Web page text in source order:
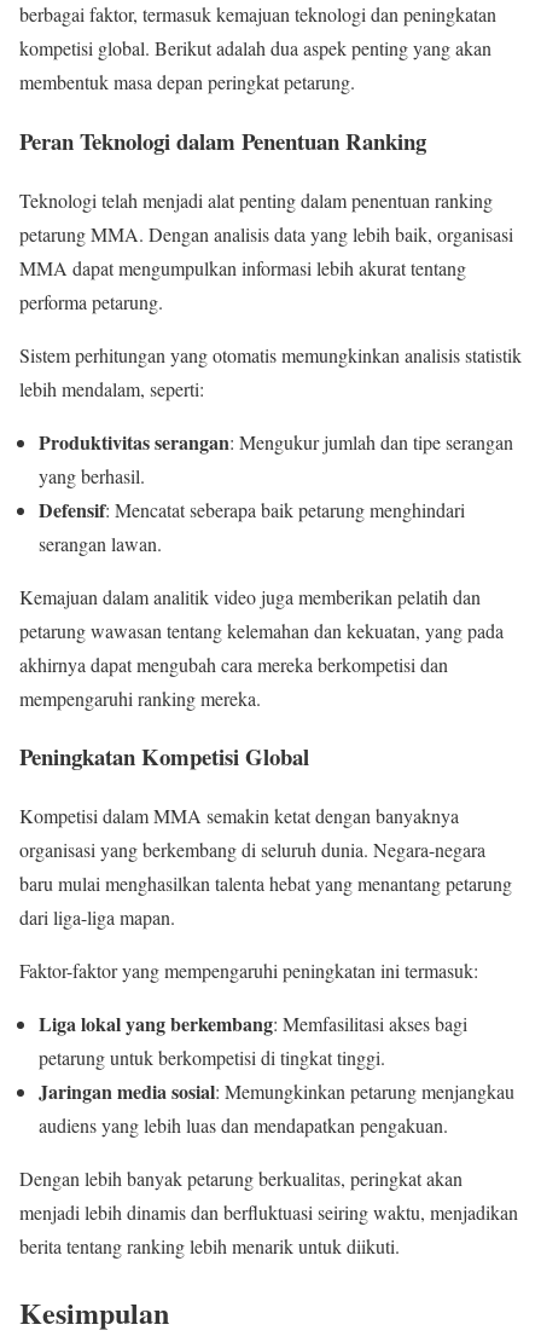
berbagai faktor, termasuk kemajuan teknologi dan peningkatan
kompetisi global. Berikut adalah dua aspek penting yang akan
membentuk masa depan peringkat petarung.
Peran Teknologi dalam Penentuan Ranking
Teknologi telah menjadi alat penting dalam penentuan ranking
petarung MMA. Dengan analisis data yang lebih baik, organisasi
MMA dapat mengumpulkan informasi lebih akurat tentang
performa petarung.
Sistem perhitungan yang otomatis memungkinkan analisis statistik
lebih mendalam, seperti:
Produktivitas serangan: Mengukur jumlah dan tipe serangan
yang berhasil.
Defensif: Mencatat seberapa baik petarung menghindari
serangan lawan.
Kemajuan dalam analitik video juga memberikan pelatih dan
petarung wawasan tentang kelemahan dan kekuatan, yang pada
akhirnya dapat mengubah cara mereka berkompetisi dan
mempengaruhi ranking mereka.
Peningkatan Kompetisi Global
Kompetisi dalam MMA semakin ketat dengan banyaknya
organisasi yang berkembang di seluruh dunia. Negara-negara
baru mulai menghasilkan talenta hebat yang menantang petarung
dari liga-liga mapan.
Faktor-faktor yang mempengaruhi peningkatan ini termasuk:
Liga lokal yang berkembang: Memfasilitasi akses bagi
petarung untuk berkompetisi di tingkat tinggi.
Jaringan media sosial: Memungkinkan petarung menjangkau
audiens yang lebih luas dan mendapatkan pengakuan.
Dengan lebih banyak petarung berkualitas, peringkat akan
menjadi lebih dinamis dan berfluktuasi seiring waktu, menjadikan
berita tentang ranking lebih menarik untuk diikuti.
Kesimpulan